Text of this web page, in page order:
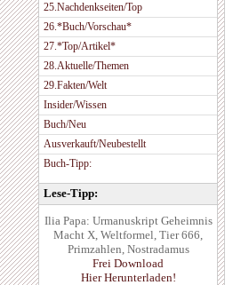
25.Nachdenkseiten/Top
26.*Buch/Vorschau*
27.*Top/Artikel*
28.Aktuelle/Themen
29.Fakten/Welt
Insider/Wissen
Buch/Neu
Ausverkauft/Neubestellt
Buch-Tipp:
Lese-Tipp:
Ilia Papa: Urmanuskript Geheimnis
Macht X, Weltformel, Tier 666,
Primzahlen, Nostradamus
Frei Download
Hier Herunterladen!